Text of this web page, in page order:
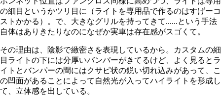
の細目というかツリ目に（ライトを専用品で作るのはすげーコ
ストかかる）。で、大きなグリルを持ってきて......という手法
自体はありきたりなのになぜか実車は存在感がスゴくて。
その理由は、陰影で緻密さを表現しているから。カスタムの細
目ライトの下には分厚いバンパーがきてるけど、よく見るとラ
イトとバンパーの間にはクサビ状の鋭い切れ込みがあって、こ
の凹面があることによって自然光が入ってハイライトを形成し
て、立体感を出している。